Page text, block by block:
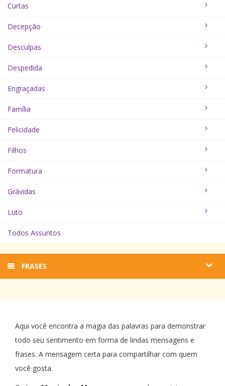
Curtas
Decepção
Desculpas
Despedida
Engraçadas
Família
Felicidade
Filhos
Formatura
Grávidas
Luto
Todos Assuntos
FRASES
Aqui você encontra a magia das palavras para demonstrar
todo seu sentimento em forma de lindas mensagens e
frases. A mensagem certa para compartilhar com quem
você gosta.